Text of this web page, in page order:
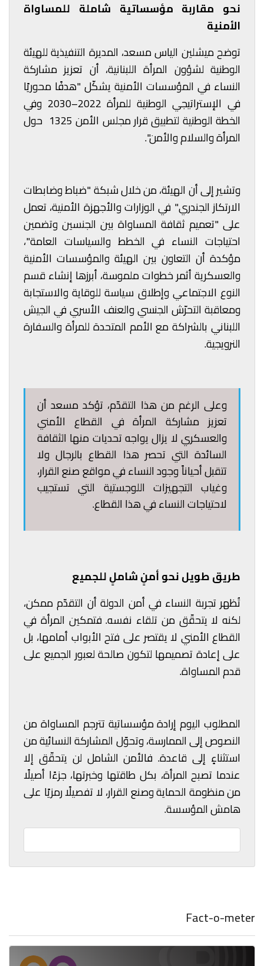
نحو مقاربة مؤسساتية شاملة للمساواة
الأمنية
توضح ميشلين الياس مسعد، المديرة التنفيذية للهيئة
الوطنية لشؤون المرأة اللبنانية، أن تعزيز مشاركة
النساء في المؤسسات الأمنية يشكّل "هدفًا محوريًا
في الإستراتيجي الوطنية للمرأة 2022–2030 وفي
الخطة الوطنية لتطبيق قرار مجلس الأمن 1325 حول
المرأة والسلام والأمن".
وتشير إلى أن الهيئة، من خلال شبكة "ضباط وضابطات
الارتكاز الجندري" في الوزارات والأجهزة الأمنية، تعمل
على "تعميم ثقافة المساواة بين الجنسين وتضمين
احتياجات النساء في الخطط والسياسات العامة"،
مؤكدة أن التعاون بين الهيئة والمؤسسات الأمنية
والعسكرية أثمر خطوات ملموسة، أبرزها إنشاء قسم
النوع الاجتماعي وإطلاق سياسة للوقاية والاستجابة
ومعاقبة التحرّش الجنسي والعنف الأسري في الجيش
اللبناني بالشراكة مع الأمم المتحدة للمرأة والسفارة
النرويجية.
وعلى الرغم من هذا التقدّم، تؤكد مسعد أن
تعزيز مشاركة المرأة في القطاع الأمني
والعسكري لا يزال يواجه تحديات منها الثقافة
السائدة التي تحصر هذا القطاع بالرجال ولا
تتقبل أحياناً وجود النساء في مواقع صنع القرار،
وغياب التجهيزات اللوجستية التي تستجيب
لاحتياجات النساء في هذا القطاع.
طريق طويل نحو أمنٍ شاملٍ للجميع
تُظهر تجربة النساء في أمن الدولة أن التقدّم ممكن،
لكنه لا يتحقّق من تلقاء نفسه. فتمكين المرأة في
القطاع الأمني لا يقتصر على فتح الأبواب أمامها، بل
على إعادة تصميمها لتكون صالحة لعبور الجميع على
قدم المساواة.
المطلوب اليوم إرادة مؤسساتية تترجم المساواة من
النصوص إلى الممارسة، وتحوّل المشاركة النسائية من
استثناءٍ إلى قاعدة. فالأمن الشامل لن يتحقّق إلا
عندما تصبح المرأة، بكل طاقتها وخبرتها، جزءًا أصيلًا
من منظومة الحماية وصنع القرار، لا تفصيلًا رمزيًا على
هامش المؤسسة.
Fact-o-meter